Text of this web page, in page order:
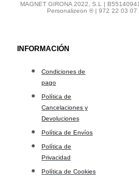
MAGNET GIRONA 2022, S.L |
Personalizeon ® | 972 22 03
INFORMACIÓN
Condiciones de
pago
Política de
Cancelaciones y
Devoluciones
Política de Envíos
Política de
Privacidad
Política de Cookies